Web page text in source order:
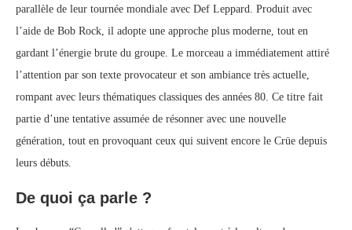
parallèle de leur tournée mondiale avec Def Leppard. Produit avec
l’aide de Bob Rock, il adopte une approche plus moderne, tout en
gardant l’énergie brute du groupe. Le morceau a immédiatement attiré
l’attention par son texte provocateur et son ambiance très actuelle,
rompant avec leurs thématiques classiques des années 80. Ce titre fait
partie d’une tentative assumée de résonner avec une nouvelle
génération, tout en provoquant ceux qui suivent encore le Crüe depuis
leurs débuts.
De quoi ça parle ?